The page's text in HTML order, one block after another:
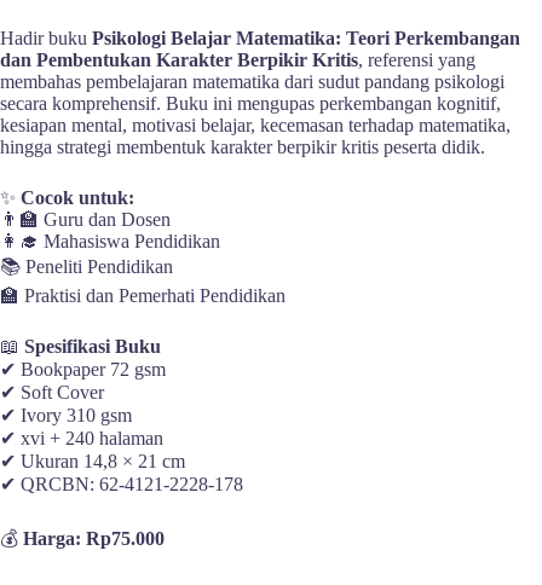
Hadir buku Psikologi Belajar Matematika: Teori Perkembangan
dan Pembentukan Karakter Berpikir Kritis, referensi yang
membahas pembelajaran matematika dari sudut pandang psikologi
secara komprehensif. Buku ini mengupas perkembangan kognitif,
kesiapan mental, motivasi belajar, kecemasan terhadap matematika,
hingga strategi membentuk karakter berpikir kritis peserta didik.
✨ Cocok untuk:
👨‍🏫 Guru dan Dosen
👩‍🎓 Mahasiswa Pendidikan
📚 Peneliti Pendidikan
🏫 Praktisi dan Pemerhati Pendidikan
📖 Spesifikasi Buku
✔ Bookpaper 72 gsm
✔ Soft Cover
✔ Ivory 310 gsm
✔ xvi + 240 halaman
✔ Ukuran 14,8 × 21 cm
✔ QRCBN: 62-4121-2228-178
💰 Harga: Rp75.000